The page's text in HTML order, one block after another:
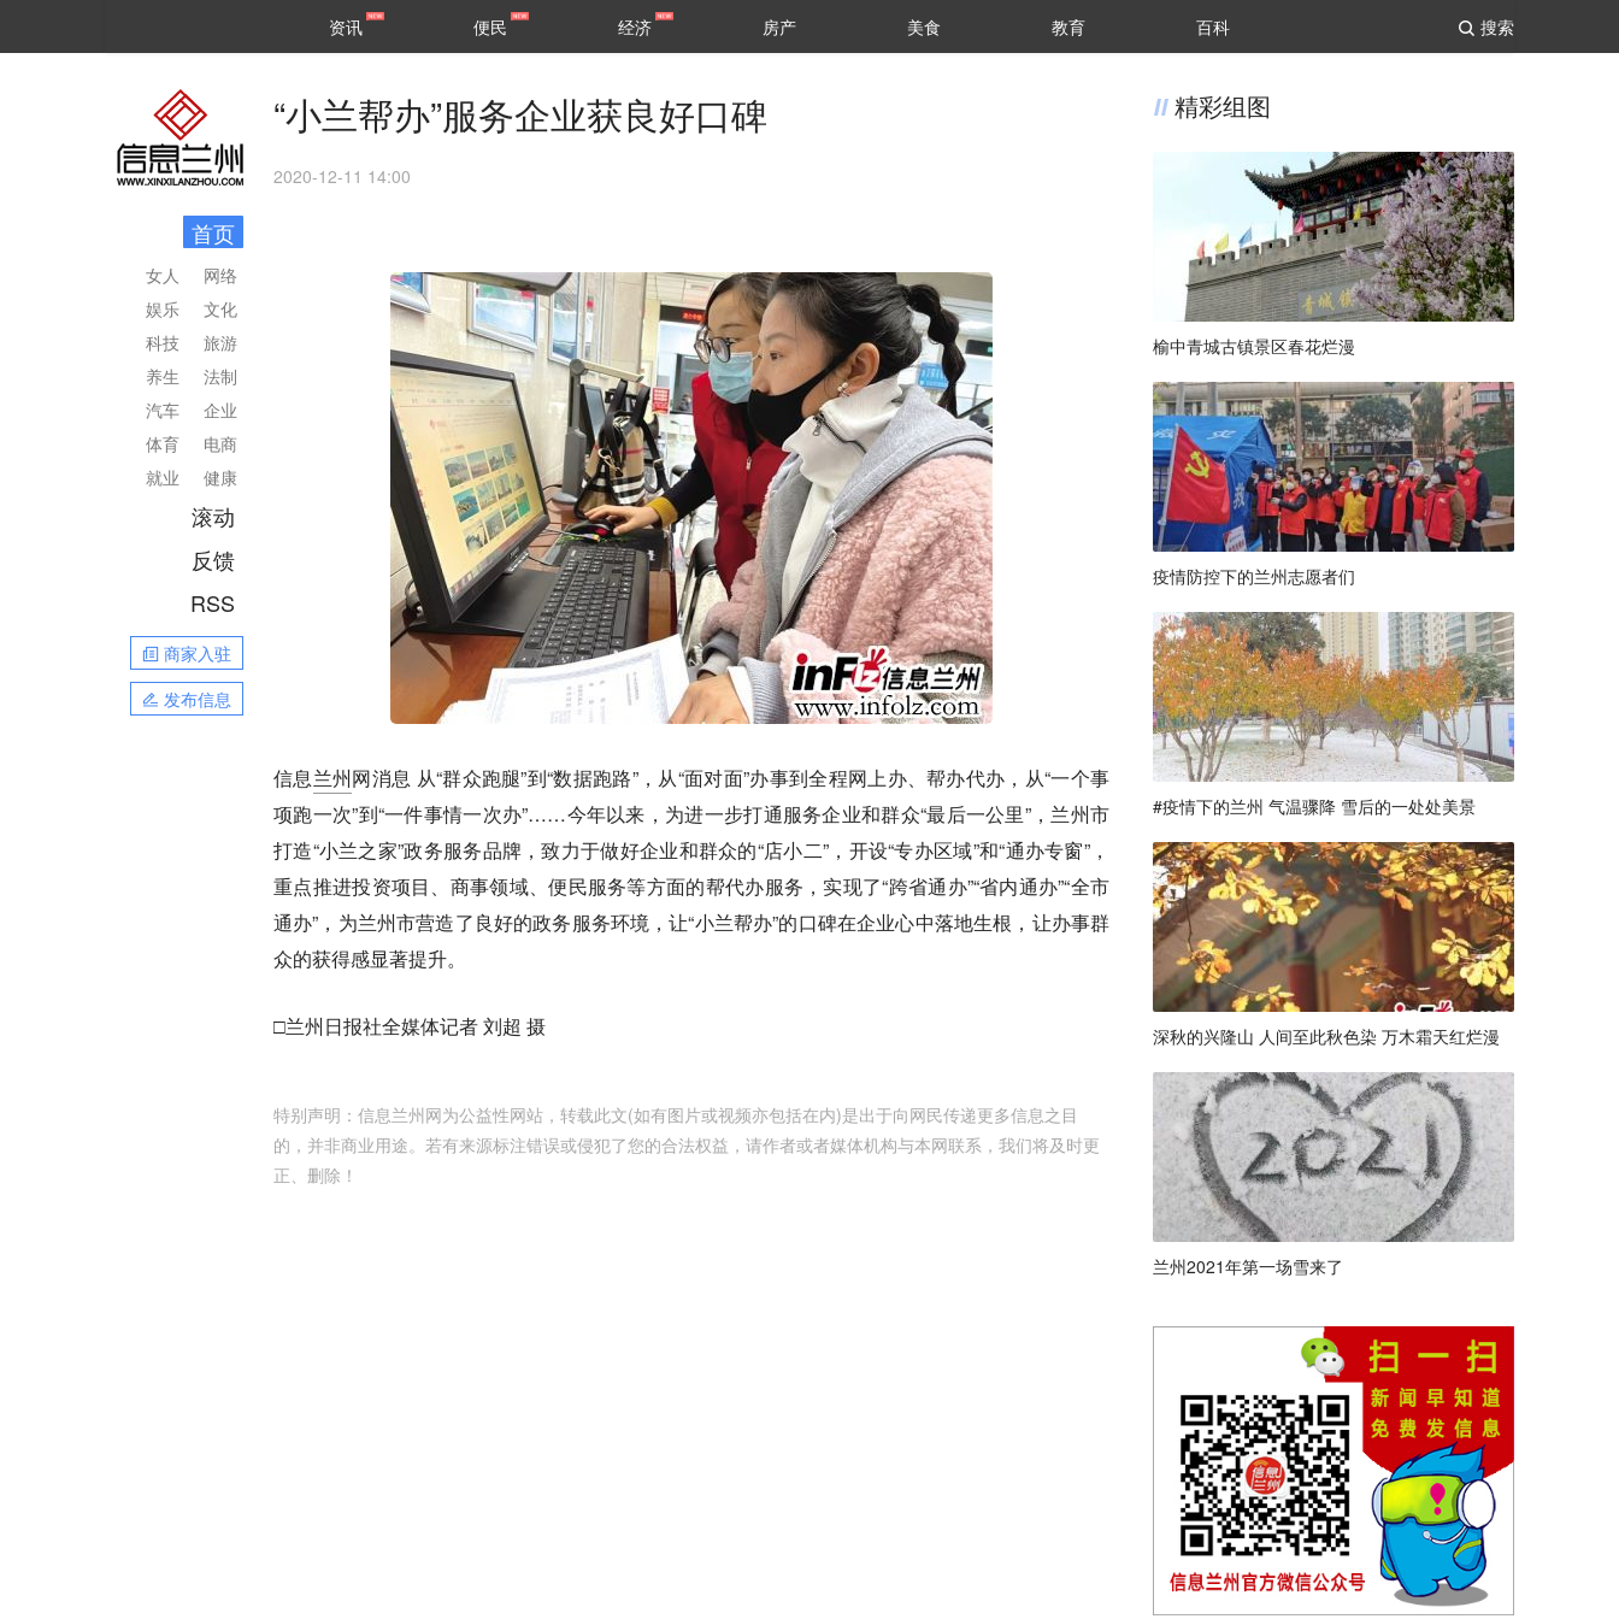
搜索
区县
资讯 便民 经济 房产 美食 教育 百科
首页
网络
文化
旅游
法制
企业
电商
健康
女人
娱乐
科技
养生
汽车
体育
就业
滚动
反馈
RSS
商家入驻
发布信息
“小兰帮办”服务企业获良好口碑
2020-12-11 14:00
信息兰州网消息 从“群众跑腿”到“数据跑路”，从“面对面”办事到全程网上办、帮办代办，从“一个事
项跑一次”到“一件事情一次办”……今年以来，为进一步打通服务企业和群众“最后一公里”，兰州市
打造“小兰之家”政务服务品牌，致力于做好企业和群众的“店小二”，开设“专办区域”和“通办专窗”，
重点推进投资项目、商事领域、便民服务等方面的帮代办服务，实现了“跨省通办”“省内通办”“全市
通办”，为兰州市营造了良好的政务服务环境，让“小兰帮办”的口碑在企业心中落地生根，让办事群
众的获得感显著提升。
□兰州日报社全媒体记者 刘超 摄
特别声明：信息兰州网为公益性网站，转载此文(如有图片或视频亦包括在内)是出于向网民传递更多信息之目
的，并非商业用途。若有来源标注错误或侵犯了您的合法权益，请作者或者媒体机构与本网联系，我们将及时更
正、删除！
精彩组图
榆中青城古镇景区春花烂漫
疫情防控下的兰州志愿者们
#疫情下的兰州 气温骤降 雪后的一处处美景
深秋的兴隆山 人间至此秋色染 万木霜天红烂漫
兰州2021年第一场雪来了